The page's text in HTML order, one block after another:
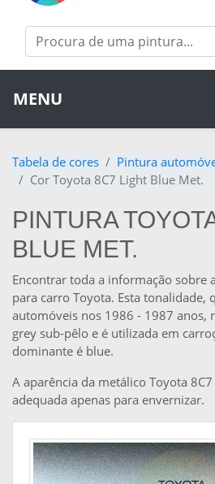
MENU
Tabela de cores Pintura
Cor Toyota 8C7 Light Blue Met.
PINTURA
BLUE MET.
Encontrar toda a informação sobre
para carro Toyota. Esta tonalidade,
automóveis nos 1986 - 1987 anos,
grey sub-pêlo e é utilizada em
dominante é blue.
A aparência da metálico Toyota
adequada apenas para envernizar.